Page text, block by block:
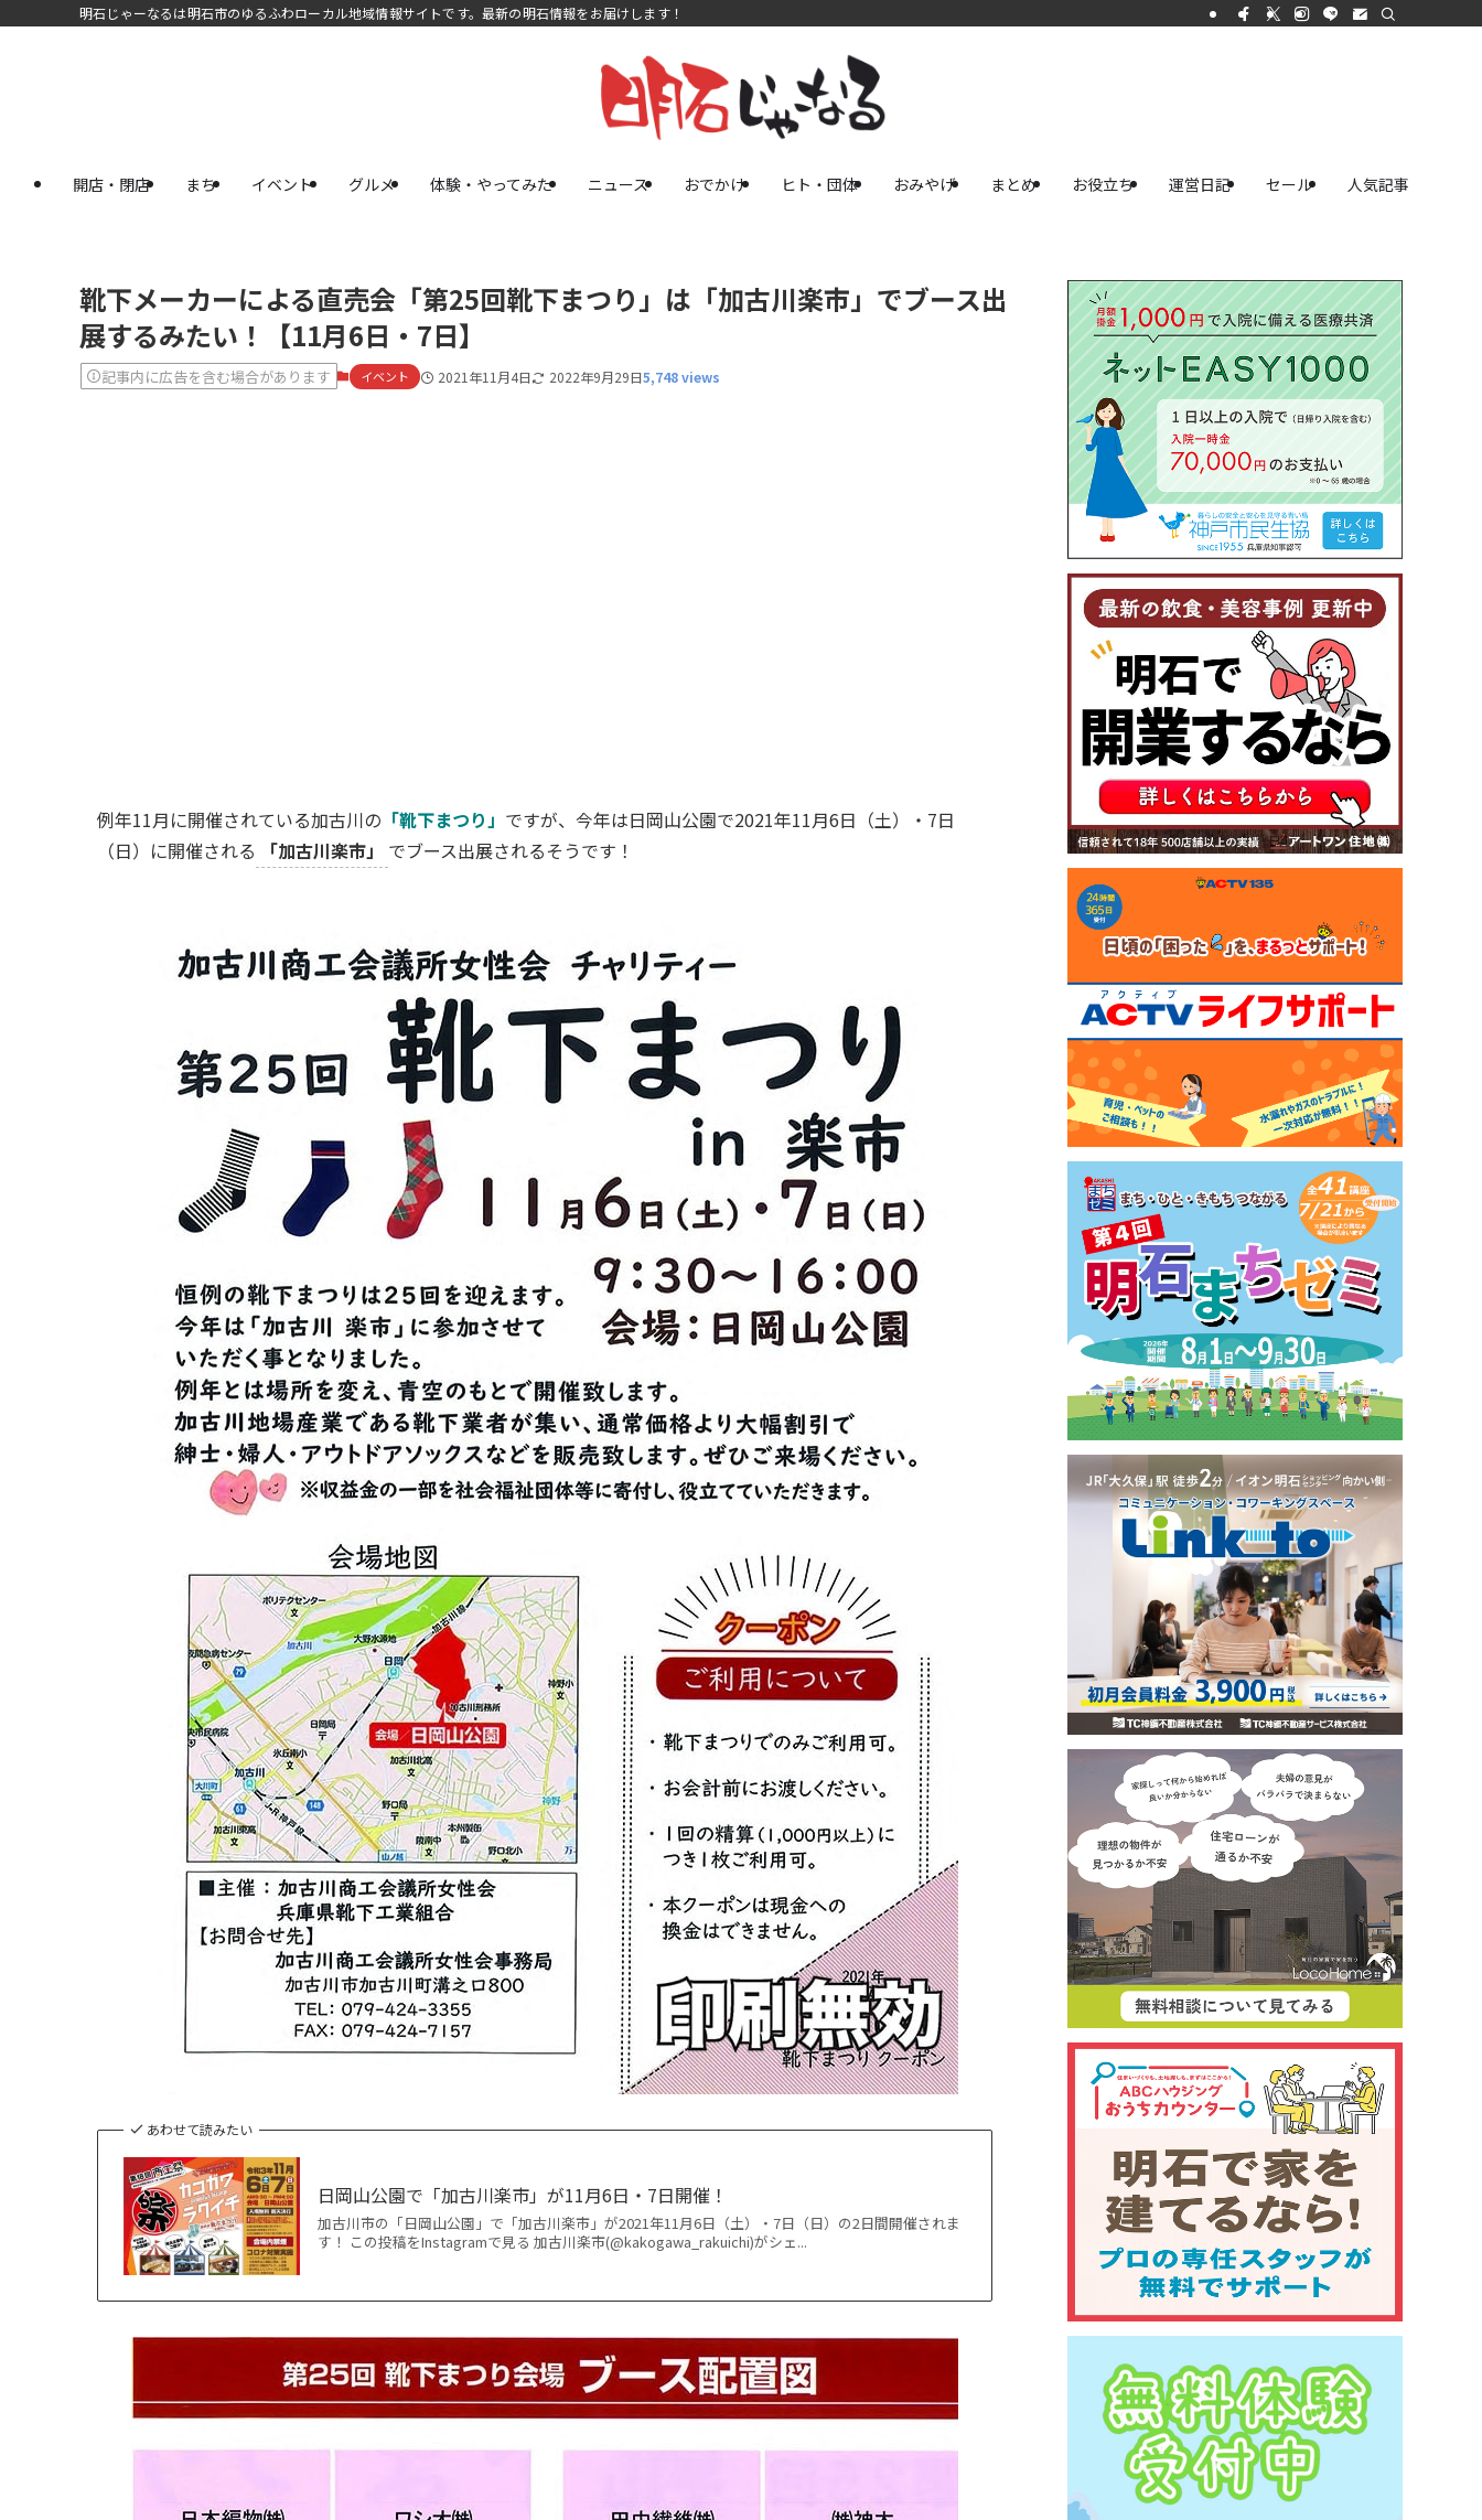
明石じゃーなるは明石市のゆるふわローカル地域情報サイトです。最新の明石情報をお届けします！
開店・閉店 まち イベント グルメ 体験・やってみた ニュース おでかけ ヒト・団体 おみやげ まとめ お役立ち 運営日記 セール 人気記事
靴下メーカーによる直売会「第25回靴下まつり」は「加古川楽市」でブース出
展するみたい！【11月6日・7日】
記事内に広告を含む場合があります イベント 2021年11月4日 2022年9月29日5,748 views
例年11月に開催されている加古川の 「靴下まつり」 ですが、今年は日岡山公園で2021年11月6日（土）・7日
（日）に開催される
「加古川楽市」 でブース出展されるそうです！
あわせて読みたい
日岡山公園で「加古川楽市」が11月6日・7日開催！
加古川市の「日岡山公園」で「加古川楽市」が2021年11月6日（土）・7日（日）の2日間開催されま
す！ この投稿をInstagramで見る 加古川楽市(@kakogawa_rakuichi)がシェ...